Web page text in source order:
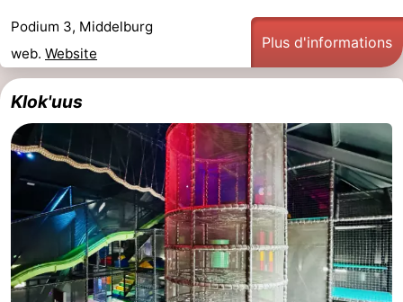
Sportive
Equitation
Observation
des
phoques
Boire
et
manger
Événements
Pratiques
Forum
-
Podium 3, Middelburg
web. Website
Plus d'informations
Klok'uus